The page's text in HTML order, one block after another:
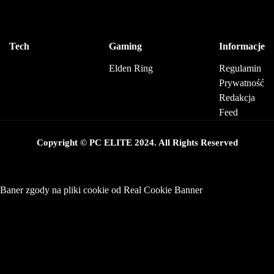
Tech Gaming
Elden Ring
Informacje
Regulamin
Prywatność
Redakcja
Feed
Copyright © PC ELITE 2024. All Rights Reserved
Baner zgody na pliki cookie od Real Cookie Banner